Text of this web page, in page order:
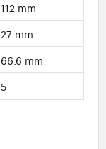
112 mm
27 mm
66.6 mm
5